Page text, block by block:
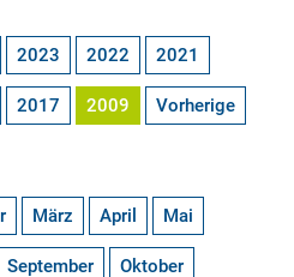
2023 2022 2021
2017 2009 Vorherige
März April Mai
September Oktober